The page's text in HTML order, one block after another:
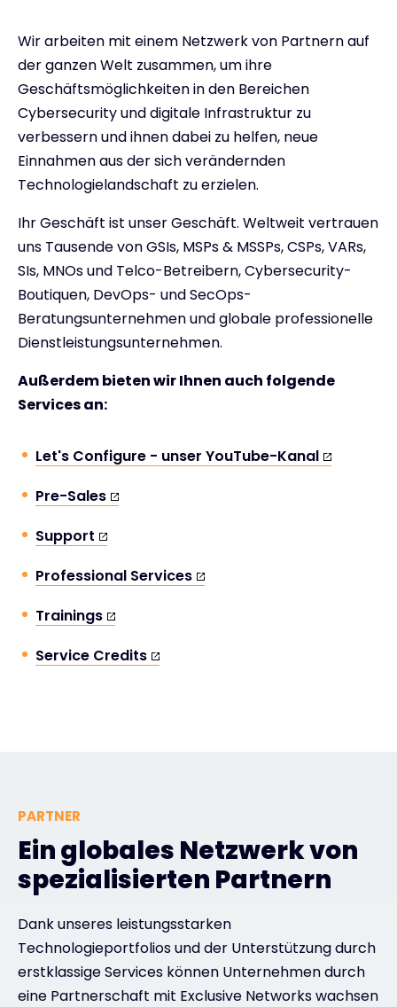
Wir arbeiten mit einem Netzwerk von Partnern auf
der ganzen Welt zusammen, um ihre
Geschäftsmöglichkeiten in den Bereichen
Cybersecurity und digitale Infrastruktur zu
verbessern und ihnen dabei zu helfen, neue
Einnahmen aus der sich verändernden
Technologielandschaft zu erzielen.
Ihr Geschäft ist unser Geschäft. Weltweit vertrauen
uns Tausende von GSIs, MSPs & MSSPs, CSPs, VARs,
SIs, MNOs und Telco-Betreibern, Cybersecurity-
Boutiquen, DevOps- und SecOps-
Beratungsunternehmen und globale professionelle
Dienstleistungsunternehmen.
Außerdem bieten wir Ihnen auch folgende
Services an:
Let's Configure - unser YouTube-Kanal
Pre-Sales
Support
Professional Services
Trainings
Service Credits
PARTNER
Ein globales Netzwerk von
spezialisierten Partnern
Dank unseres leistungsstarken
Technologieportfolios und der Unterstützung durch
erstklassige Services können Unternehmen durch
eine Partnerschaft mit Exclusive Networks wachsen